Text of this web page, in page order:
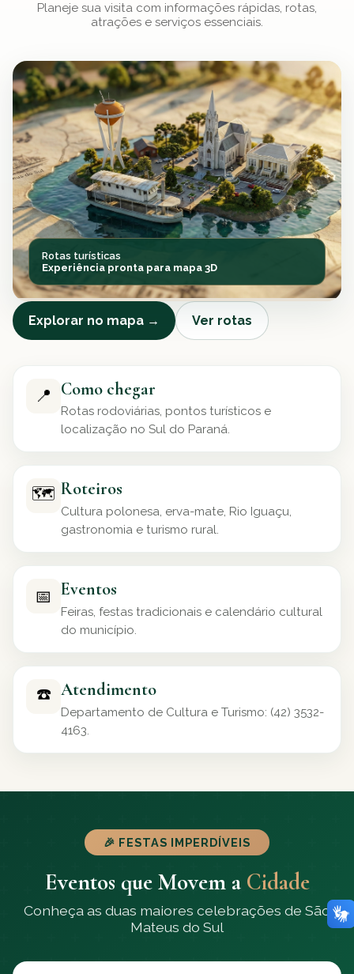
Planeje sua visita com informações rápidas, rotas,
atrações e serviços essenciais.
Rotas turísticas
Experiência pronta para mapa 3D
Explorar no mapa → Ver rotas
📍 Como chegar
Rotas rodoviárias, pontos turísticos e
localização no Sul do Paraná.
🗺️ Roteiros
Cultura polonesa, erva-mate, Rio Iguaçu,
gastronomia e turismo rural.
📅 Eventos
Feiras, festas tradicionais e calendário cultural
do município.
☎️ Atendimento
Departamento de Cultura e Turismo: (42) 3532-
4163.
🎉 FESTAS IMPERDÍVEIS
Eventos que Movem a Cidade
Conheça as duas maiores celebrações de São
Mateus do Sul